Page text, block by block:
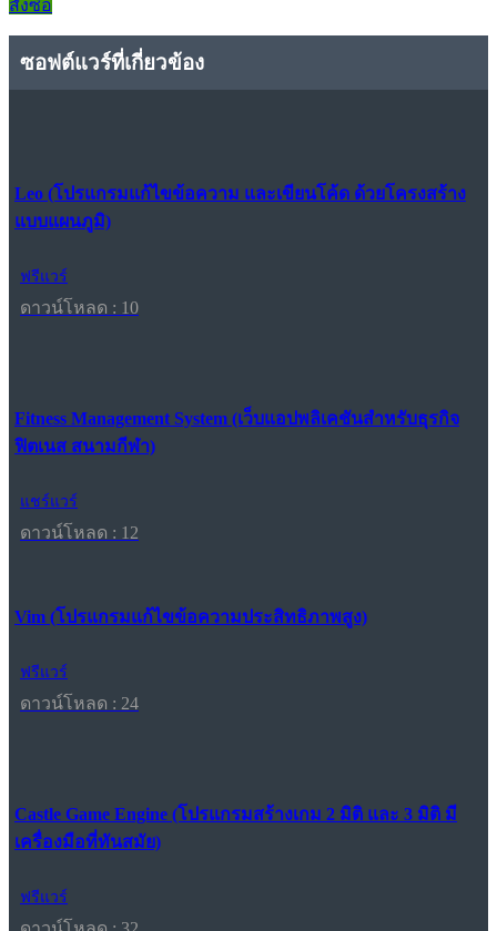
สั่งซื้อ
ซอฟต์แวร์ที่เกี่ยวข้อง
Leo (โปรแกรมแก้ไขข้อความ และเขียนโค้ด ด้วยโครงสร้าง
แบบแผนภูมิ)
ฟรีแวร์
ดาวน์โหลด : 10
Fitness Management System (เว็บแอปพลิเคชันสำหรับธุรกิจ
ฟิตเนส สนามกีฬา)
แชร์แวร์
ดาวน์โหลด : 12
Vim (โปรแกรมแก้ไขข้อความประสิทธิภาพสูง)
ฟรีแวร์
ดาวน์โหลด : 24
Castle Game Engine (โปรแกรมสร้างเกม 2 มิติ และ 3 มิติ มี
เครื่องมือที่ทันสมัย)
ฟรีแวร์